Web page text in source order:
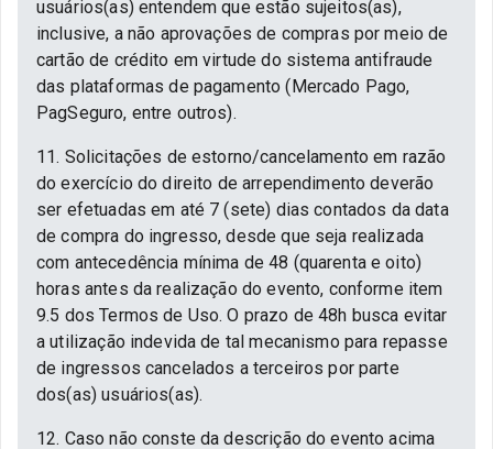
usuários(as) entendem que estão sujeitos(as),
inclusive, a não aprovações de compras por meio de
cartão de crédito em virtude do sistema antifraude
das plataformas de pagamento (Mercado Pago,
PagSeguro, entre outros).
11. Solicitações de estorno/cancelamento em razão
do exercício do direito de arrependimento deverão
ser efetuadas em até 7 (sete) dias contados da data
de compra do ingresso, desde que seja realizada
com antecedência mínima de 48 (quarenta e oito)
horas antes da realização do evento, conforme item
9.5 dos Termos de Uso. O prazo de 48h busca evitar
a utilização indevida de tal mecanismo para repasse
de ingressos cancelados a terceiros por parte
dos(as) usuários(as).
12. Caso não conste da descrição do evento acima